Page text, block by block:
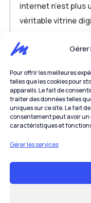
Pour offrir les meilleures
telles que les cookies pour
appareils. Le fait de
traiter des données telles
uniques sur ce site. Le fait
consentement peut avoir
caractéristiques et
Gérer les services
internet n’est plus
véritable vitrine
ou dirigeant d’une
Site internet
VOIR PLUS